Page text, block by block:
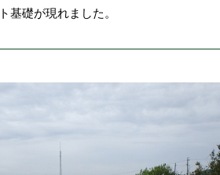
基礎が現れました。